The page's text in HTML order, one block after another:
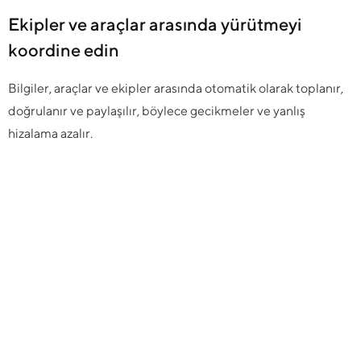
Ekipler ve araçlar arasında yürütmeyi
koordine edin
Bilgiler, araçlar ve ekipler arasında otomatik olarak toplanır,
doğrulanır ve paylaşılır, böylece gecikmeler ve yanlış
hizalama azalır.